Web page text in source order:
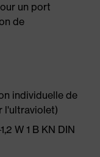
un port
de
individuelle de
l'ultraviolet)
W 1 B KN DIN